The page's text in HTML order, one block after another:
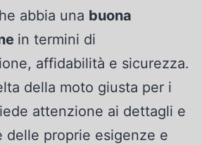
abbia una buona
in termini di
affidabilità e sicurezza.
della moto giusta per i
attenzione ai dettagli e
delle proprie esigenze e